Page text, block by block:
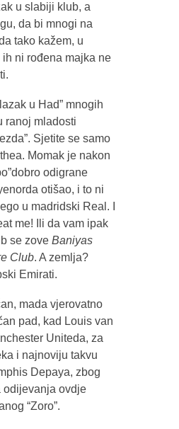
u slabiji klub, a
da bi mnogi na
tako kažem, u
ih ni rođena majka ne
u Had” mnogih
ranoj mladosti
Sjetite se samo
Momak je nakon
odigrane
otišao, i to ni
u madridski Real. I
me! Ili da vam ipak
se zove Baniyas
Club. A zemlja?
Emirati.
mada vjerovatno
pad, kad Louis van
Uniteda, za
i najnoviju takvu
Depaya, zbog
odijevanja ovdje
“Zoro”.